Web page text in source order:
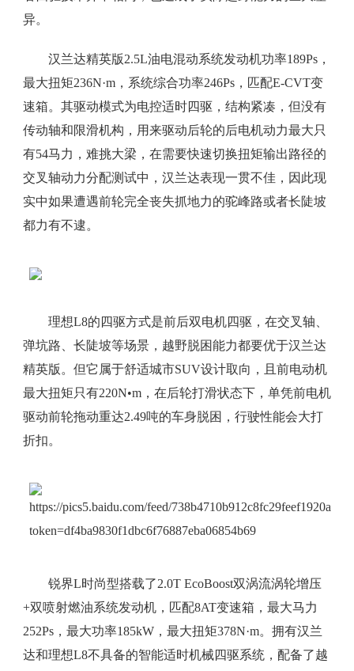
异。
汉兰达精英版2.5L油电混动系统发动机功率189Ps，
最大扭矩236N·m，系统综合功率246Ps，匹配E-CVT变
速箱。其驱动模式为电控适时四驱，结构紧凑，但没有
传动轴和限滑机构，用来驱动后轮的后电机动力最大只
有54马力，难挑大梁，在需要快速切换扭矩输出路径的
交叉轴动力分配测试中，汉兰达表现一贯不佳，因此现
实中如果遭遇前轮完全丧失抓地力的驼峰路或者长陡坡
都力有不逮。
理想L8的四驱方式是前后双电机四驱，在交叉轴、
弹坑路、长陡坡等场景，越野脱困能力都要优于汉兰达
精英版。但它属于舒适城市SUV设计取向，且前电动机
最大扭矩只有220N•m，在后轮打滑状态下，单凭前电机
驱动前轮拖动重达2.49吨的车身脱困，行驶性能会大打
折扣。
锐界L时尚型搭载了2.0T EcoBoost双涡流涡轮增压
+双喷射燃油系统发动机，匹配8AT变速箱，最大马力
252Ps，最大功率185kW，最大扭矩378N·m。拥有汉兰
达和理想L8不具备的智能适时机械四驱系统，配备了越